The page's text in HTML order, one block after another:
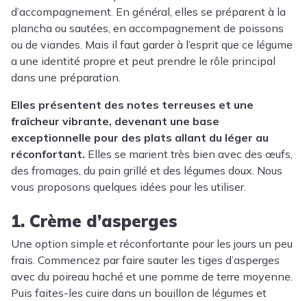
d’accompagnement. En général, elles se préparent à la
plancha ou sautées, en accompagnement de poissons
ou de viandes. Mais il faut garder à l’esprit que ce légume
a une identité propre et peut prendre le rôle principal
dans une préparation.
Elles présentent des notes terreuses et une
fraîcheur vibrante, devenant une base
exceptionnelle pour des plats allant du léger au
réconfortant. Elles se marient très bien avec des œufs,
des fromages, du pain grillé et des légumes doux. Nous
vous proposons quelques idées pour les utiliser.
1. Crème d’asperges
Une option simple et réconfortante pour les jours un peu
frais. Commencez par faire sauter les tiges d’asperges
avec du poireau haché et une pomme de terre moyenne.
Puis faites-les cuire dans un bouillon de légumes et